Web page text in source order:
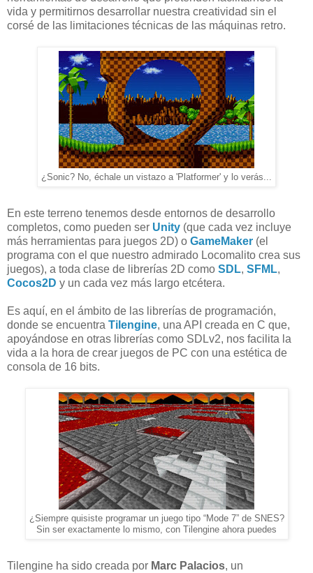
vida y permitirnos desarrollar nuestra creatividad sin el
corsé de las limitaciones técnicas de las máquinas retro.
¿Sonic? No, échale un vistazo a 'Platformer' y lo verás...
En este terreno tenemos desde entornos de desarrollo
completos, como pueden ser Unity (que cada vez incluye
más herramientas para juegos 2D) o GameMaker (el
programa con el que nuestro admirado Locomalito crea sus
juegos), a toda clase de librerías 2D como SDL, SFML,
Cocos2D y un cada vez más largo etcétera.
Es aquí, en el ámbito de las librerías de programación,
donde se encuentra Tilengine, una API creada en C que,
apoyándose en otras librerías como SDLv2, nos facilita la
vida a la hora de crear juegos de PC con una estética de
consola de 16 bits.
¿Siempre quisiste programar un juego tipo “Mode 7” de SNES?
Sin ser exactamente lo mismo, con Tilengine ahora puedes
Tilengine ha sido creada por Marc Palacios, un